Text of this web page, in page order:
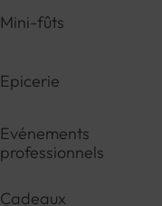
Mini-fûts
Epicerie
Evénements
professionnels
Cadeaux